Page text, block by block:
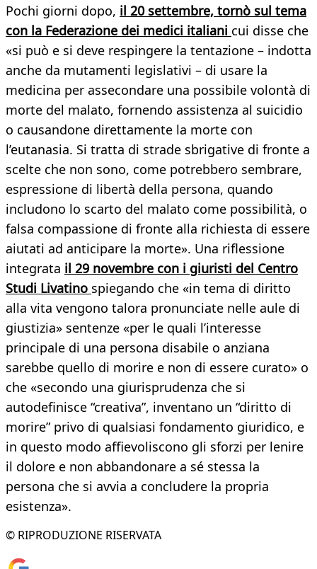
Pochi giorni dopo, il 20 settembre, tornò sul tema
con la Federazione dei medici italiani cui disse che
«si può e si deve respingere la tentazione – indotta
anche da mutamenti legislativi – di usare la
medicina per assecondare una possibile volontà di
morte del malato, fornendo assistenza al suicidio
o causandone direttamente la morte con
l’eutanasia. Si tratta di strade sbrigative di fronte a
scelte che non sono, come potrebbero sembrare,
espressione di libertà della persona, quando
includono lo scarto del malato come possibilità, o
falsa compassione di fronte alla richiesta di essere
aiutati ad anticipare la morte». Una riflessione
integrata il 29 novembre con i giuristi del Centro
Studi Livatino spiegando che «in tema di diritto
alla vita vengono talora pronunciate nelle aule di
giustizia» sentenze «per le quali l’interesse
principale di una persona disabile o anziana
sarebbe quello di morire e non di essere curato» o
che «secondo una giurisprudenza che si
autodefinisce “creativa”, inventano un “diritto di
morire” privo di qualsiasi fondamento giuridico, e
in questo modo affievoliscono gli sforzi per lenire
il dolore e non abbandonare a sé stessa la
persona che si avvia a concludere la propria
esistenza».
© RIPRODUZIONE RISERVATA